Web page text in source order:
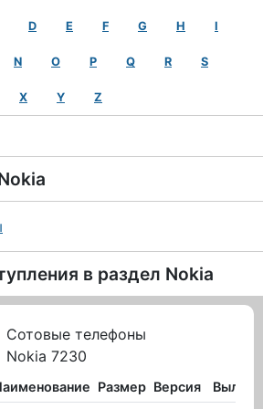
D E F G H I
N O P Q R S
X Y Z
в раздел Nokia
Сотовые телефоны
Nokia 7230
Размер Версия